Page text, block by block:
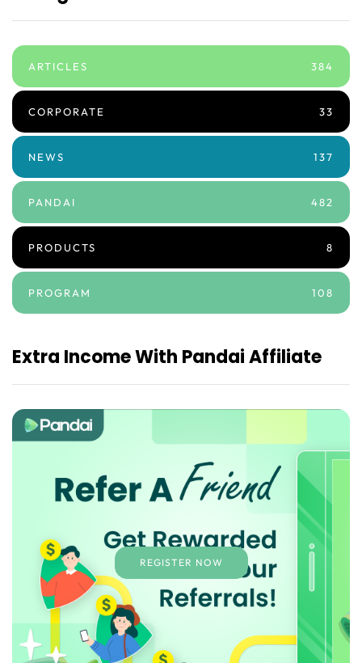
ARTICLES 384
CORPORATE 33
NEWS 137
PANDAI 482
PRODUCTS 8
PROGRAM 108
Extra Income With Pandai Affiliate
REGISTER NOW